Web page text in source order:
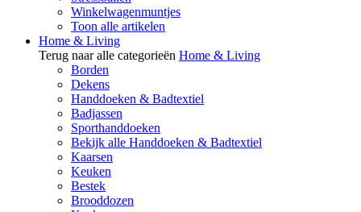
Winkelwagenmuntjes
Toon alle artikelen
Home & Living
Terug naar alle categorieën Home & Living
Borden
Dekens
Handdoeken & Badtextiel
Badjassen
Sporthanddoeken
Bekijk alle Handdoeken & Badtextiel
Kaarsen
Keuken
Bestek
Brooddozen